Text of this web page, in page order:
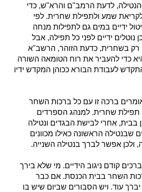
הנטילה, לדעת הרמב"ם והרא"ש, כדי
לקריאת שמע ולתפילת שחרית. לפי
ידיים במים גם לתפילות מנחה
נוטלים ידיים לפני כל תפילה, אבל
רק בשחרית, כדעת הזוהר, הרשב"א
כדי להעביר את רוח הטומאה השורה
לעבודת הבורא ככוהן המקדש ידיו
ברכה זו עם כל ברכות השחר
תפילת שחרית. למנהג הספרדים
בבית, אחרי לבישת הבגדים ונטילה
שבנטילה הראשונה כאילו מכוונים
ולכן אפשר לברך בנטילה השנייה.
קודם ניגוב הידיים. מי שלא בירך
השחר בבית הכנסת. אם כבר
עוד. ויש הסבורים שביום שיש בו